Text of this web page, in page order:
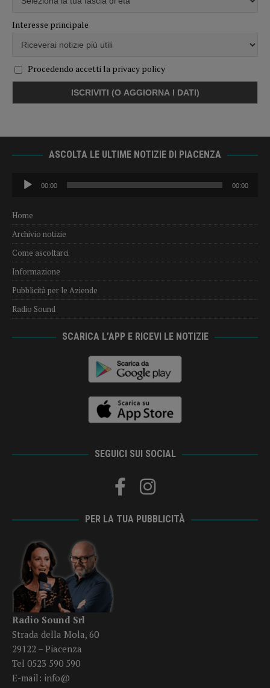
Interesse principale
Procedendo accetti la privacy policy
ASCOLTA LE ULTIME NOTIZIE DI PIACENZA
Audio
Player
00:00 00:00
Home
Archivio notizie
Come ascoltarci
Informazione
Pubblicità per le Aziende
Radio Sound
SCARICA L’APP E RICEVI LE NOTIZIE
SEGUICI SUI SOCIAL
PER LA TUA PUBBLICITÀ
Radio Sound Srl
Strada della Mola, 60
29122 – Piacenza
Tel 0523 590 590
E-mail: info@